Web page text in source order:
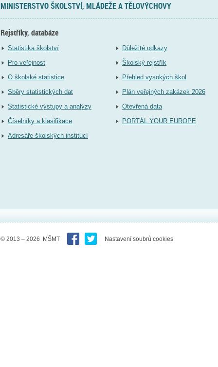
MINISTERSTVO ŠKOLSTVÍ, MLÁDEŽE A TĚLOVÝCHOVY
Rejstříky, databáze
Statistika školství
Pro veřejnost
O školské statistice
Sběry statistických dat
Statistické výstupy a analýzy
Číselníky a klasifikace
Adresáře školských institucí
Důležité odkazy
Školský rejstřík
Přehled vysokých škol
Plán veřejných zakázek 2026
Otevřená data
PORTÁL YOUR EUROPE
© 2013 – 2026 MŠMT Nastavení soubrů cookies